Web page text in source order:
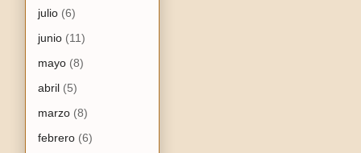
julio (6)
junio (11)
mayo (8)
abril (5)
marzo (8)
febrero (6)